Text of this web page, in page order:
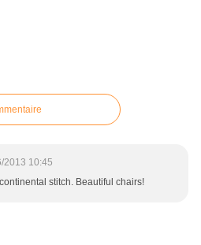
2013 10:45
stitch. Beautiful chairs!